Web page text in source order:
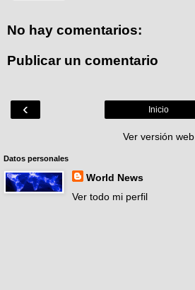
No hay comentarios:
Publicar un comentario
‹ Inicio
Ver versión web
Datos personales
World News
Ver todo mi perfil